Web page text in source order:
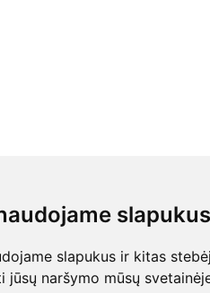
slapukus
slapukus ir kitas
jūsų naršymo mūsų